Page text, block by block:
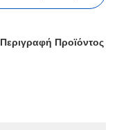
Περιγραφή Προϊόντος